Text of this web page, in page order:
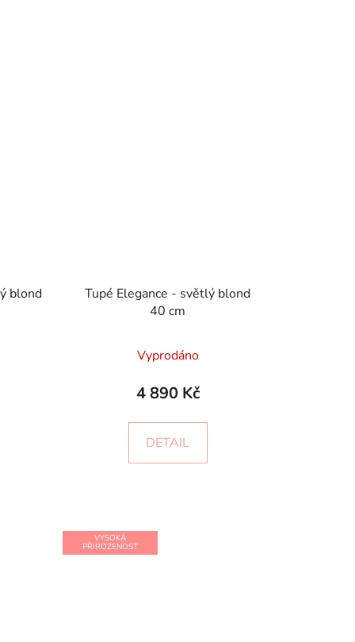
blond
Tupé Elegance - světlý blond
40 cm
Vyprodáno
4 890 Kč
DETAIL
VYSOKÁ
PŘIROZENOST